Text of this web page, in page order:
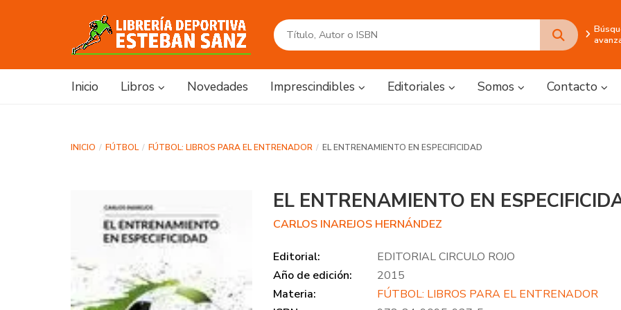
Inicio Libros Novedades Imprescindibles Editoriales Somos Contacto
INICIO FÚTBOL FÚTBOL: LIBROS PARA EL ENTRENADOR EL ENTRENAMIENTO EN ESPECIFICIDAD
EL ENTRENAMIENTO EN
CARLOS INAREJOS HERNÁNDEZ
Editorial:
EDITORIAL CIRCULO ROJO
Año de edición:
2015
Materia:
FÚTBOL: LIBROS PARA EL ENTRENADOR